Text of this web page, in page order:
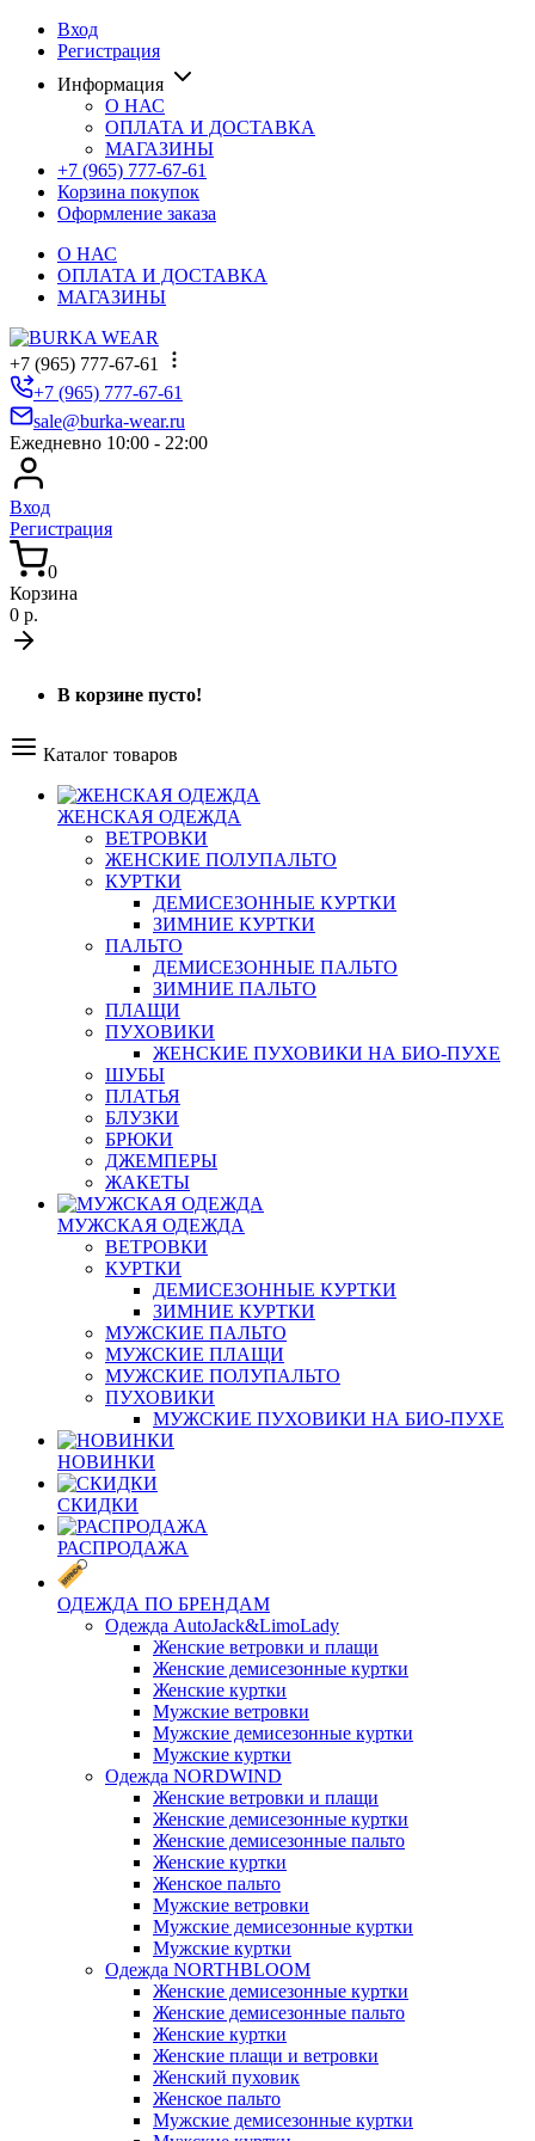
Вход
Регистрация
Информация
О НАС
ОПЛАТА И ДОСТАВКА
МАГАЗИНЫ
+7 (965) 777-67-61
Корзина покупок
Оформление заказа
О НАС
ОПЛАТА И ДОСТАВКА
МАГАЗИНЫ
+7 (965) 777-67-61
+7 (965) 777-67-61
sale@burka-wear.ru
Ежедневно 10:00 - 22:00
Вход
Регистрация
0
Корзина
0 р.
В корзине пусто!
Каталог товаров
ЖЕНСКАЯ ОДЕЖДА
ВЕТРОВКИ
ЖЕНСКИЕ ПОЛУПАЛЬТО
КУРТКИ
ДЕМИСЕЗОННЫЕ КУРТКИ
ЗИМНИЕ КУРТКИ
ПАЛЬТО
ДЕМИСЕЗОННЫЕ ПАЛЬТО
ЗИМНИЕ ПАЛЬТО
ПЛАЩИ
ПУХОВИКИ
ЖЕНСКИЕ ПУХОВИКИ НА БИО-ПУХЕ
ШУБЫ
ПЛАТЬЯ
БЛУЗКИ
БРЮКИ
ДЖЕМПЕРЫ
ЖАКЕТЫ
МУЖСКАЯ ОДЕЖДА
ВЕТРОВКИ
КУРТКИ
ДЕМИСЕЗОННЫЕ КУРТКИ
ЗИМНИЕ КУРТКИ
МУЖСКИЕ ПАЛЬТО
МУЖСКИЕ ПЛАЩИ
МУЖСКИЕ ПОЛУПАЛЬТО
ПУХОВИКИ
МУЖСКИЕ ПУХОВИКИ НА БИО-ПУХЕ
НОВИНКИ
СКИДКИ
РАСПРОДАЖА
ОДЕЖДА ПО БРЕНДАМ
Одежда AutoJack&LimoLady
Женские ветровки и плащи
Женские демисезонные куртки
Женские куртки
Мужские ветровки
Мужские демисезонные куртки
Мужские куртки
Одежда NORDWIND
Женские ветровки и плащи
Женские демисезонные куртки
Женские демисезонные пальто
Женские куртки
Женское пальто
Мужские ветровки
Мужские демисезонные куртки
Мужские куртки
Одежда NORTHBLOOM
Женские демисезонные куртки
Женские демисезонные пальто
Женские куртки
Женские плащи и ветровки
Женский пуховик
Женское пальто
Мужские демисезонные куртки